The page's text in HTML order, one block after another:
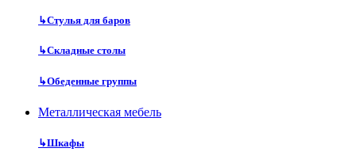
↳Стулья для баров
↳Складные столы
↳Обеденные группы
Металлическая мебель
↳Шкафы